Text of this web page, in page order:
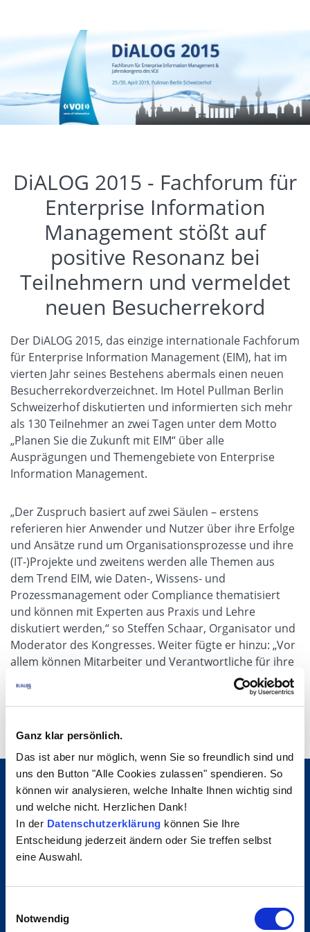
Ganz klar persönlich.
Das ist aber nur möglich, wenn Sie so freundlich sind und
uns den Button "Alle Cookies zulassen" spendieren. So
können wir analysieren, welche Inhalte Ihnen wichtig sind
und welche nicht. Herzlichen Dank!
In der Datenschutzerklärung können Sie Ihre
Entscheidung jederzeit ändern oder Sie treffen selbst
eine Auswahl.
Notwendig
DiALOG 2015 - Fachforum für
Enterprise Information
Management stößt auf
positive Resonanz bei
Teilnehmern und vermeldet
neuen Besucherrekord
Der DiALOG 2015, das einzige internationale Fachforum
für Enterprise Information Management (EIM), hat im
vierten Jahr seines Bestehens abermals einen neuen
Besucherrekordverzeichnet. Im Hotel Pullman Berlin
Schweizerhof diskutierten und informierten sich mehr
als 130 Teilnehmer an zwei Tagen unter dem Motto
„Planen Sie die Zukunft mit EIM“ über alle
Ausprägungen und Themengebiete von Enterprise
Information Management.
„Der Zuspruch basiert auf zwei Säulen – erstens
referieren hier Anwender und Nutzer über ihre Erfolge
und Ansätze rund um Organisationsprozesse und ihre
(IT-)Projekte und zweitens werden alle Themen aus
dem Trend EIM, wie Daten-, Wissens- und
Prozessmanagement oder Compliance thematisiert
und können mit Experten aus Praxis und Lehre
diskutiert werden,“ so Steffen Schaar, Organisator und
Moderator des Kongresses. Weiter fügte er hinzu: „Vor
allem können Mitarbeiter und Verantwortliche für ihre
individuellen Herausforderungen viele Anregungen
sammeln und Netzwerke gründen bzw. intensivieren.“
Zum Auftakt beleuchtete Frank A. Dassler das Thema
Compliance bei der adidas AG und die Chancen und
Potenziale, die durch den Aufbau eines wirksamen
Compliance Management Systems entstehen. Dabei
Treiber bei der erfolgreichen Verankerung von